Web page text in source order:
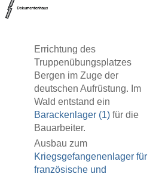
Errichtung des
Truppenübungsplatzes
Bergen im Zuge der
deutschen Aufrüstung. Im
Wald entstand ein
Barackenlager (1) für die
Bauarbeiter.
Ausbau zum
Kriegsgefangenenlager für
französische und